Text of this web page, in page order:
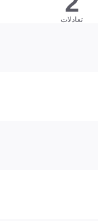
تعادلات